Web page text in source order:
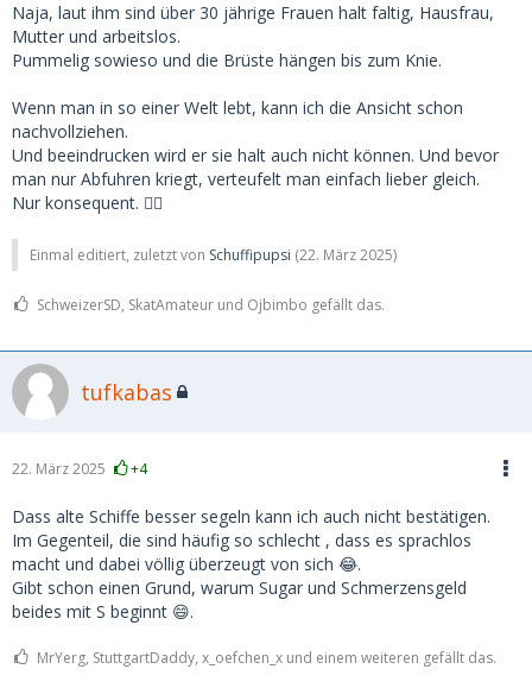
Naja, laut ihm sind über 30 jährige Frauen halt faltig, Hausfrau,
Mutter und arbeitslos.
Pummelig sowieso und die Brüste hängen bis zum Knie.
Wenn man in so einer Welt lebt, kann ich die Ansicht schon
nachvollziehen.
Und beeindrucken wird er sie halt auch nicht können. Und bevor
man nur Abfuhren kriegt, verteufelt man einfach lieber gleich.
Nur konsequent. ☝🏻
Einmal editiert, zuletzt von Schuffipupsi (22. März 2025)
SchweizerSD, SkatAmateur und Ojbimbo gefällt das.
tufkabas
22. März 2025 +4
Dass alte Schiffe besser segeln kann ich auch nicht bestätigen.
Im Gegenteil, die sind häufig so schlecht , dass es sprachlos
macht und dabei völlig überzeugt von sich 😂.
Gibt schon einen Grund, warum Sugar und Schmerzensgeld
beides mit S beginnt 😄.
MrYerg, StuttgartDaddy, x_oefchen_x und einem weiteren gefällt das.